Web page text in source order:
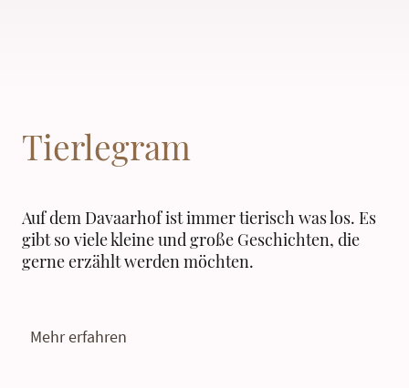
Tierlegram
Auf dem Davaarhof ist immer tierisch was los. Es
gibt so viele kleine und große Geschichten, die
gerne erzählt werden möchten.
Mehr erfahren